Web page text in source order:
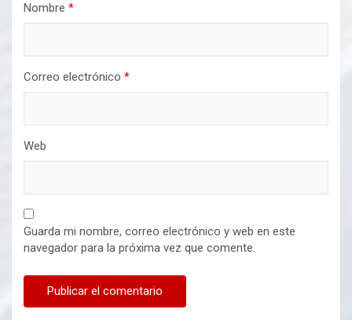
Nombre *
Correo electrónico *
Web
Guarda mi nombre, correo electrónico y web en este
navegador para la próxima vez que comente.